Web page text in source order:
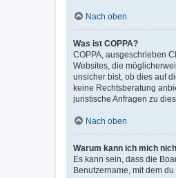
Nach oben
Was ist COPPA?
COPPA, ausgeschrieben
Websites, die
unsicher bist, ob dies auf
keine Rechtsberatung
juristische Anfragen zu
Nach oben
Warum kann ich mich
Es kann sein, dass die
Benutzername, mit dem